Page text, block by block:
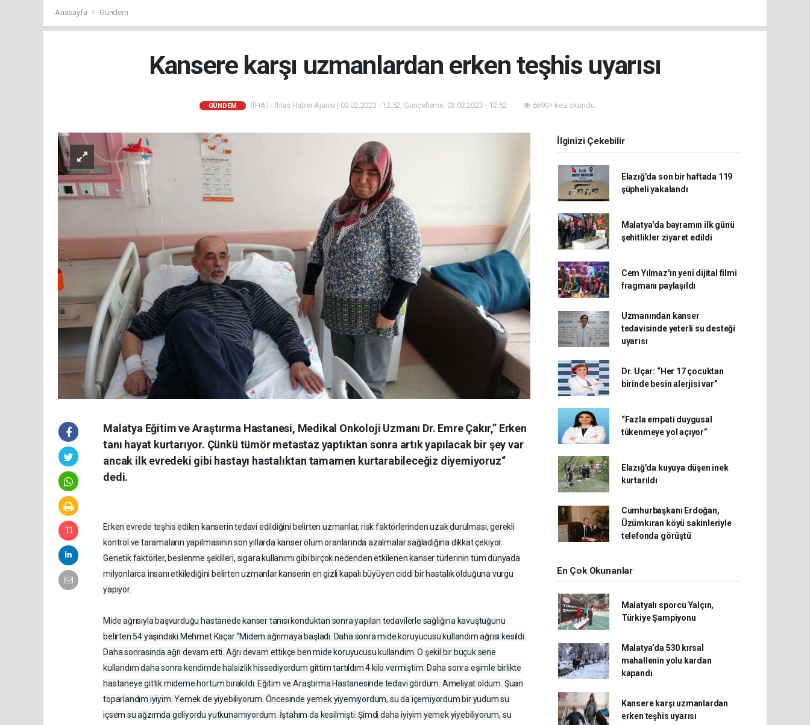
Anasayfa Gündem
Kansere karşı uzmanlardan erken teşhis uyarısı
GÜNDEM (İHA) - İhlas Haber Ajansı | 03.02.2023 - 12:52, Güncelleme: 03.02.2023 - 12:52 6690+ kez okundu.
Malatya Eğitim ve Araştırma Hastanesi, Medikal Onkoloji Uzmanı Dr. Emre Çakır,” Erken
tanı hayat kurtarıyor. Çünkü tümör metastaz yaptıktan sonra artık yapılacak bir şey var
ancak ilk evredeki gibi hastayı hastalıktan tamamen kurtarabileceğiz diyemiyoruz“
dedi.
Erken evrede teşhis edilen kanserin tedavi edildiğini belirten uzmanlar, risk faktörlerinden uzak durulması, gerekli
kontrol ve taramaların yapılmasının son yıllarda kanser ölüm oranlarında azalmalar sağladığına dikkat çekiyor.
Genetik faktörler, beslenme şekilleri, sigara kullanımı gibi birçok nedenden etkilenen kanser türlerinin tüm dünyada
milyonlarca insanı etkilediğini belirten uzmanlar kanserin en gizli kapalı büyüyen ciddi bir hastalık olduğuna vurgu
yapıyor.
Mide ağrısıyla başvurduğu hastanede kanser tanısı konduktan sonra yapılan tedavilerle sağlığına kavuştuğunu
belirten 54 yaşındaki Mehmet Kaçar “Midem ağrımaya başladı. Daha sonra mide koruyucusu kullandım ağrısı kesildi.
Daha sonrasında ağrı devam etti. Ağrı devam ettikçe ben mide koruyucusu kullandım. O şekil bir buçuk sene
kullandım daha sonra kendimde halsizlik hissediyordum gittim tartıldım 4 kilo vermiştim. Daha sonra eşimle birlikte
hastaneye gittik mideme hortum bırakıldı. Eğitim ve Araştırma Hastanesinde tedavi gördüm. Ameliyat oldum. Şuan
toparlandım iyiyim. Yemek de yiyebiliyorum. Öncesinde yemek yiyemiyordum, su da içemiyordum bir yudum su
içsem su ağzımda geliyordu yutkunamıyordum. İştahım da kesilmişti. Şimdi daha iyiyim yemek yiyebiliyorum, su
İlginizi Çekebilir
Elazığ’da son bir haftada 119
şüpheli yakalandı
Malatya'da bayramın ilk günü
şehitlikler ziyaret edildi
Cem Yılmaz'ın yeni dijital filmi
fragmanı paylaşıldı
Uzmanından kanser
tedavisinde yeterli su desteği
uyarısı
Dr. Uçar: “Her 17 çocuktan
birinde besin alerjisi var”
“Fazla empati duygusal
tükenmeye yol açıyor”
Elazığ’da kuyuya düşen inek
kurtarıldı
Cumhurbaşkanı Erdoğan,
Üzümkıran köyü sakinleriyle
telefonda görüştü
En Çok Okunanlar
Malatyalı sporcu Yalçın,
Türkiye Şampiyonu
Malatya’da 530 kırsal
mahallenin yolu kardan
kapandı
Kansere karşı uzmanlardan
erken teşhis uyarısı